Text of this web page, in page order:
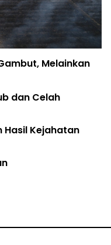
Melainkan
dan Celah
Hasil Kejahatan